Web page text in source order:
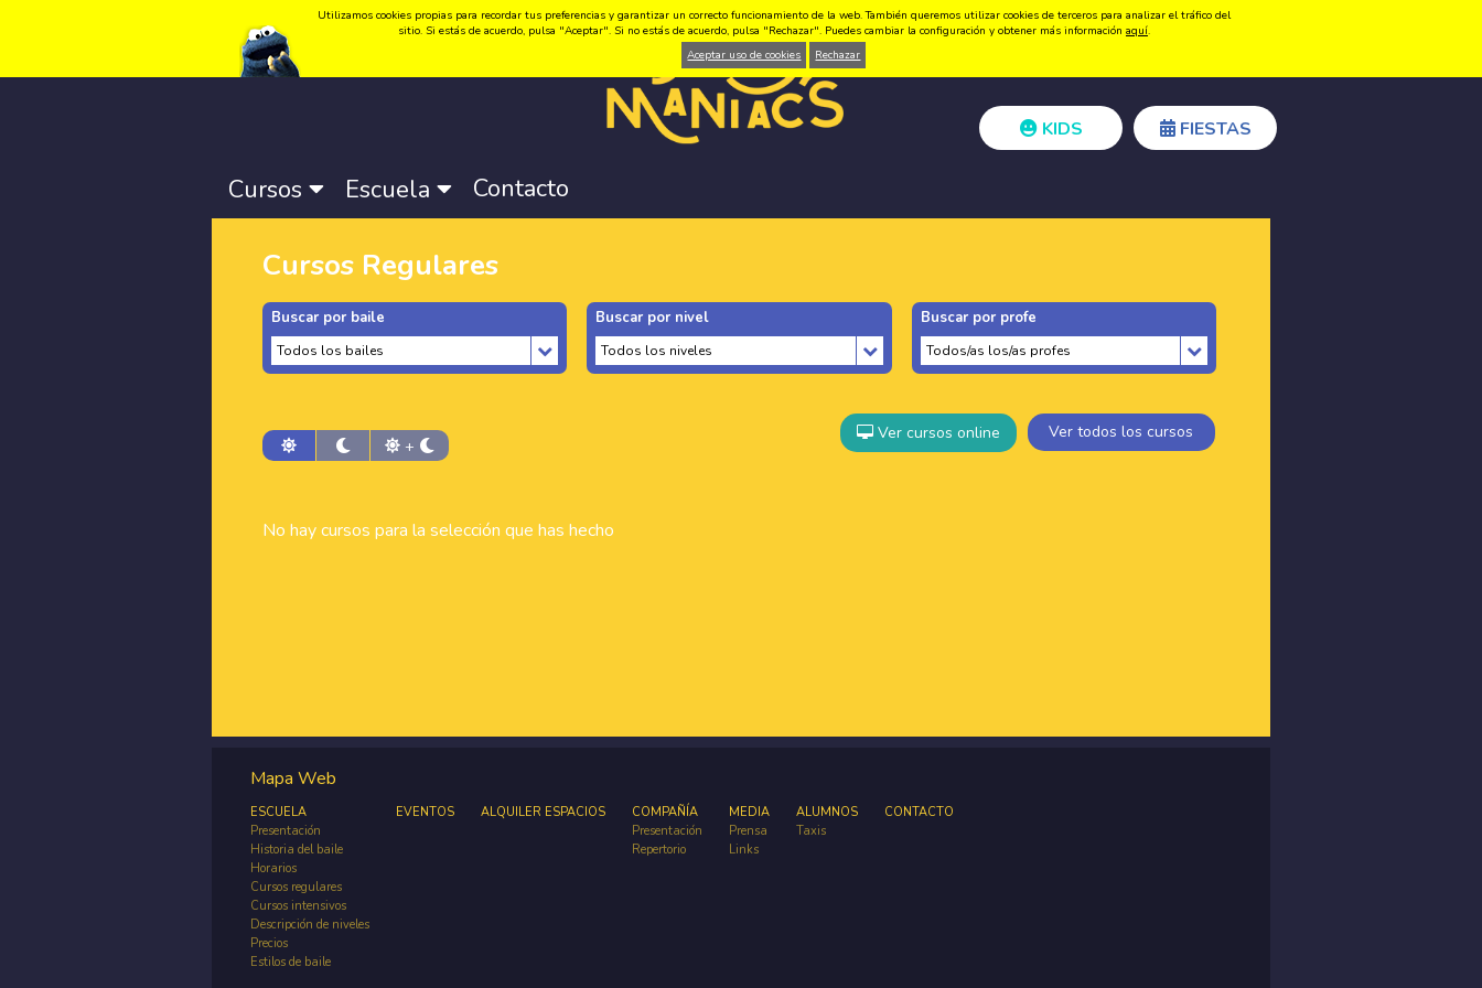
Idioma:Català -Castellano-English Registrarse Acceder
KIDS FIESTAS
Cursos Escuela Contacto
Cursos Regulares
Buscar por baile Buscar por nivel Buscar por profe
Ver cursos online Ver todos los cursos
+
No hay cursos para la selección que has hecho
Mapa Web
ESCUELA
Presentación
Historia del baile
Horarios
Cursos regulares
Cursos intensivos
Descripción de niveles
Precios
Estilos de baile
EVENTOS ALQUILER ESPACIOS
COMPAÑÍA
Presentación
Repertorio
MEDIA
Prensa
Links
ALUMNOS
Taxis
CONTACTO
Utilizamos cookies propias para recordar tus preferencias y garantizar un correcto funcionamiento de la web. También queremos utilizar cookies de terceros para analizar el tráfico del
sitio. Si estás de acuerdo, pulsa "Aceptar". Si no estás de acuerdo, pulsa "Rechazar". Puedes cambiar la configuración y obtener más información aquí.
Aceptar uso de cookies
Rechazar